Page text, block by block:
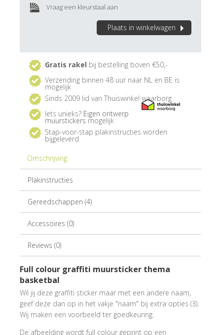
Plaats in winkelwagen
Vraag een kleurstaal aan
Gratis rakel bij bestelling boven €50,-
Verzending binnen 48 uur naar NL en BE is
mogelijk
Sinds 2009 lid van Thuiswinkel waarborg
Iets unieks? Eigen ontwerp
muurstickers mogelijk
Stap-voor-stap plakinstructies worden
bijgeleverd
Omschrijving
Plakinstructies
Gereedschappen (4)
Accessoires (0)
Reviews (0)
Full colour graffiti muursticker thema
basketbal
Wil jij deze graffiti sticker maar met een andere naam,
geef deze dan op in het vakje "naam" bij extra opties (3).
Wij maken een voorbeeld ter goedkeuring.
De afbeelding wordt full colour geprint op een